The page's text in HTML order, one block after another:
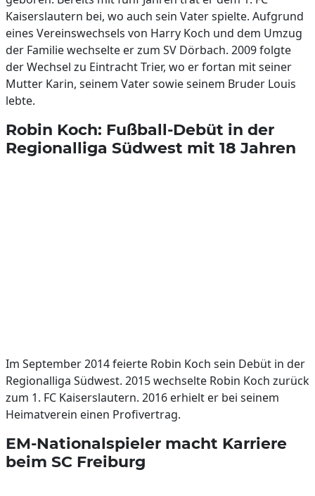
Kaiserslautern bei, wo auch sein Vater spielte. Aufgrund
eines Vereinswechsels von Harry Koch und dem Umzug
der Familie wechselte er zum SV Dörbach. 2009 folgte
der Wechsel zu Eintracht Trier, wo er fortan mit seiner
Mutter Karin, seinem Vater sowie seinem Bruder Louis
lebte.
Robin Koch: Fußball-Debüt in der
Regionalliga Südwest mit 18 Jahren
Im September 2014 feierte Robin Koch sein Debüt in der
Regionalliga Südwest. 2015 wechselte Robin Koch zurück
zum 1. FC Kaiserslautern. 2016 erhielt er bei seinem
Heimatverein einen Profivertrag.
EM-Nationalspieler macht Karriere
beim SC Freiburg